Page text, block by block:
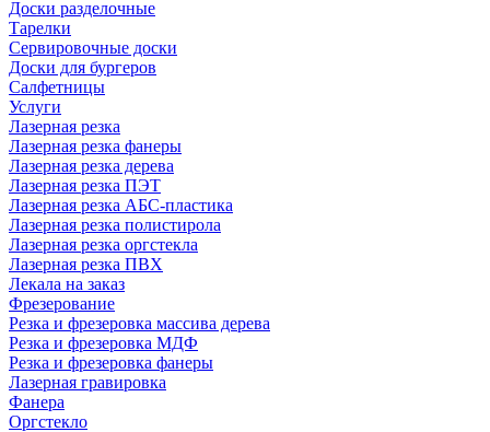
Доски разделочные
Тарелки
Сервировочные доски
Доски для бургеров
Салфетницы
Услуги
Лазерная резка
Лазерная резка фанеры
Лазерная резка дерева
Лазерная резка ПЭТ
Лазерная резка АБС-пластика
Лазерная резка полистирола
Лазерная резка оргстекла
Лазерная резка ПВХ
Лекала на заказ
Фрезерование
Резка и фрезеровка массива дерева
Резка и фрезеровка МДФ
Резка и фрезеровка фанеры
Лазерная гравировка
Фанера
Орг­стек­ло